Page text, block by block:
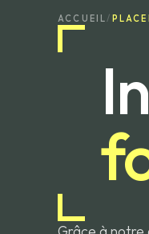
ACCUEIL /